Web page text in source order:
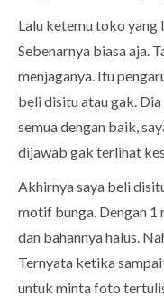
Lalu ketemu toko yang
Sebenarnya biasa aja.
menjaganya. Itu
beli disitu atau gak.
semua dengan baik,
dijawab gak terlihat
Akhirnya saya beli
motif bunga. Dengan
dan bahannya halus.
Ternyata ketika
untuk minta foto